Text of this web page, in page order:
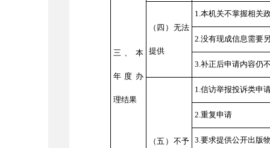
三、本
年度办
理结果
（四）无法
提供
1.本机关不掌握相关
2.没有现成信息需要
3.补正后申请内容仍
（五）不予
1.信访举报投诉类申
2.重复申请
3.要求提供公开出版